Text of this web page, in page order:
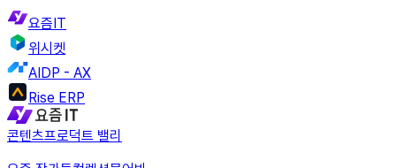
요즘IT
위시켓
AIDP - AX
Rise ERP
콘텐츠프로덕트 밸리